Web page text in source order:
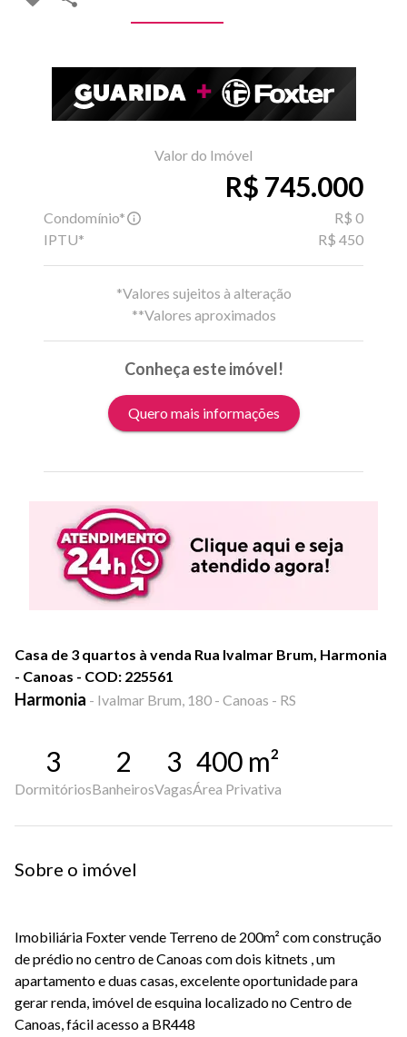
Valor do Imóvel
R$ 745.000
Condomínio*
R$ 0
IPTU*
R$ 450
*Valores sujeitos à alteração
**Valores aproximados
Conheça este imóvel!
Quero mais informações
Casa de 3 quartos à venda Rua Ivalmar Brum, Harmonia
- Canoas - COD: 225561
Harmonia - Ivalmar Brum, 180 - Canoas - RS
3
Dormitórios
2
Banheiros
3
Vagas
400 m²
Área Privativa
Sobre o imóvel
Imobiliária Foxter vende Terreno de 200m² com construção
de prédio no centro de Canoas com dois kitnets , um
apartamento e duas casas, excelente oportunidade para
gerar renda, imóvel de esquina localizado no Centro de
Canoas, fácil acesso a BR448